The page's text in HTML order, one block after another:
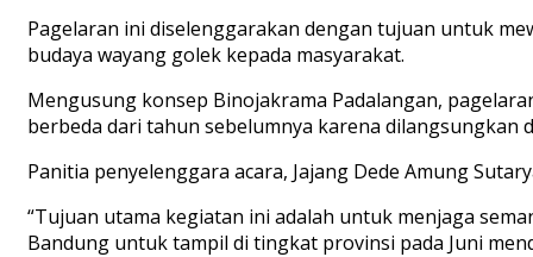
Pagelaran ini diselenggarakan dengan tujuan untuk
budaya wayang golek kepada masyarakat.
Mengusung konsep Binojakrama Padalangan,
berbeda dari tahun sebelumnya karena dilangsungkan
Panitia penyelenggara acara, Jajang Dede Amung
“Tujuan utama kegiatan ini adalah untuk menjaga
Bandung untuk tampil di tingkat provinsi pada Juni